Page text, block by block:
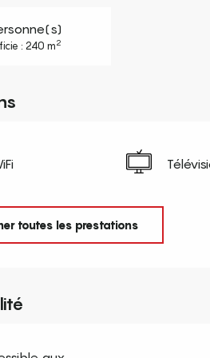
: 240 m2
toutes les prestations